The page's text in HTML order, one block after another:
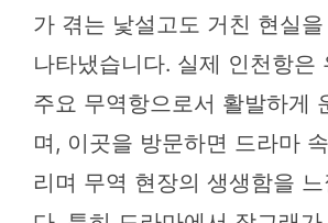
가 겪는 낯설고도 거친 현실
나타냈습니다. 실제 인천항은
주요 무역항으로서 활발하게
며, 이곳을 방문하면 드라마
리며 무역 현장의 생생함을